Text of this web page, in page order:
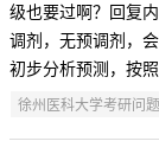
级也要过啊？回复
调剂，无预调剂，
初步分析预测，按
徐州医科大学考研问题